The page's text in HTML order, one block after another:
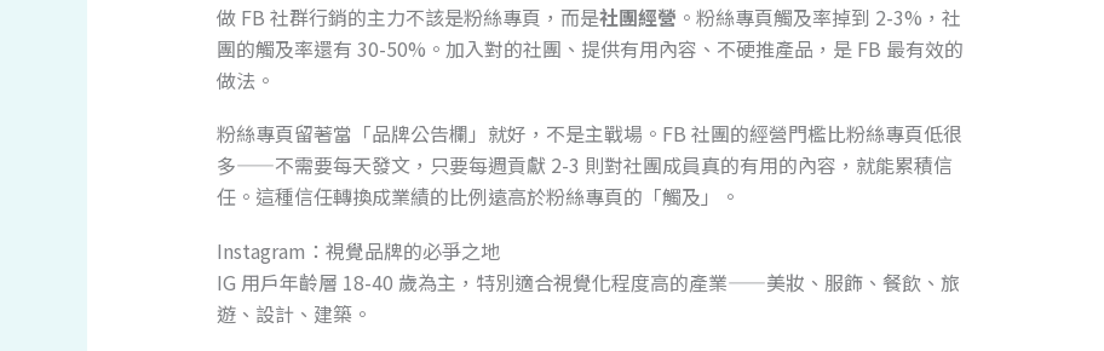
做 FB 社群行銷的主力不該是粉絲專頁，而是社團經營 。粉絲專頁觸及率掉到 2-3%，社
團的觸及率還有 30-50%。加入對的社團、提供有用內容、不硬推產品，是 FB 最有效的
做法。
粉絲專頁留著當「品牌公告欄」就好，不是主戰場。FB 社團的經營門檻比粉絲專頁低很
多——不需要每天發文，只要每週貢獻 2-3 則對社團成員真的有用的內容，就能累積信
任。這種信任轉換成業績的比例遠高於粉絲專頁的「觸及」。
Instagram：視覺品牌的必爭之地
IG 用戶年齡層 18-40 歲為主，特別適合視覺化程度高的產業——美妝、服飾、餐飲、旅
遊、設計、建築。